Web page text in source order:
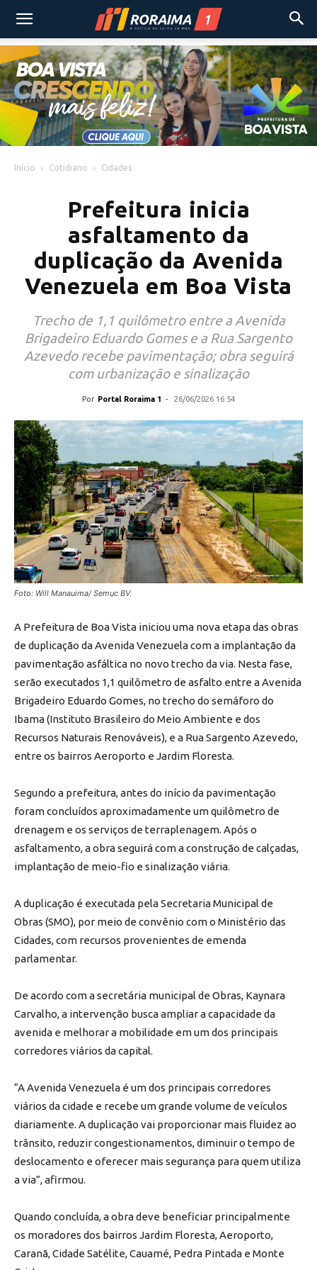
Início Cotidiano Cidades
Prefeitura inicia
asfaltamento da
duplicação da Avenida
Venezuela em Boa Vista
Trecho de 1,1 quilômetro entre a Avenida
Brigadeiro Eduardo Gomes e a Rua Sargento
Azevedo recebe pavimentação; obra seguirá
com urbanização e sinalização
Por Portal Roraima 1 - 26/06/2026 16:54
Foto: Will Manauima/ Semuc BV.
A Prefeitura de Boa Vista iniciou uma nova etapa das obras
de duplicação da Avenida Venezuela com a implantação da
pavimentação asfáltica no novo trecho da via. Nesta fase,
serão executados 1,1 quilômetro de asfalto entre a Avenida
Brigadeiro Eduardo Gomes, no trecho do semáforo do
Ibama (Instituto Brasileiro do Meio Ambiente e dos
Recursos Naturais Renováveis), e a Rua Sargento Azevedo,
entre os bairros Aeroporto e Jardim Floresta.
Segundo a prefeitura, antes do início da pavimentação
foram concluídos aproximadamente um quilômetro de
drenagem e os serviços de terraplenagem. Após o
asfaltamento, a obra seguirá com a construção de calçadas,
implantação de meio-fio e sinalização viária.
A duplicação é executada pela Secretaria Municipal de
Obras (SMO), por meio de convênio com o Ministério das
Cidades, com recursos provenientes de emenda
parlamentar.
De acordo com a secretária municipal de Obras, Kaynara
Carvalho, a intervenção busca ampliar a capacidade da
avenida e melhorar a mobilidade em um dos principais
corredores viários da capital.
“A Avenida Venezuela é um dos principais corredores
viários da cidade e recebe um grande volume de veículos
diariamente. A duplicação vai proporcionar mais fluidez ao
trânsito, reduzir congestionamentos, diminuir o tempo de
deslocamento e oferecer mais segurança para quem utiliza
a via”, afirmou.
Quando concluída, a obra deve beneficiar principalmente
os moradores dos bairros Jardim Floresta, Aeroporto,
Caranã, Cidade Satélite, Cauamé, Pedra Pintada e Monte